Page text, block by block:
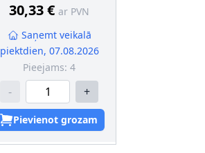
30,33 € ar PVN
Saņemt veikalā
piektdien, 07.08.2026
Pieejams: 4
- +
Pievienot grozam